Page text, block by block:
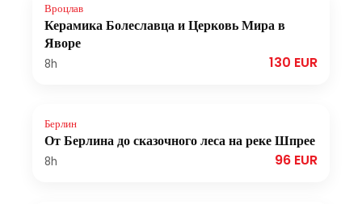
Вроцлав
Керамика Болеславца и Церковь Мира в
Яворе
8h 130 EUR
Берлин
От Берлина до сказочного леса на реке Шпрее
8h 96 EUR